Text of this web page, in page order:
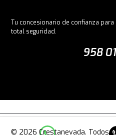
Tu concesionario de confianza
total seguridad.
958
© 2026 Crestanevada. Todos